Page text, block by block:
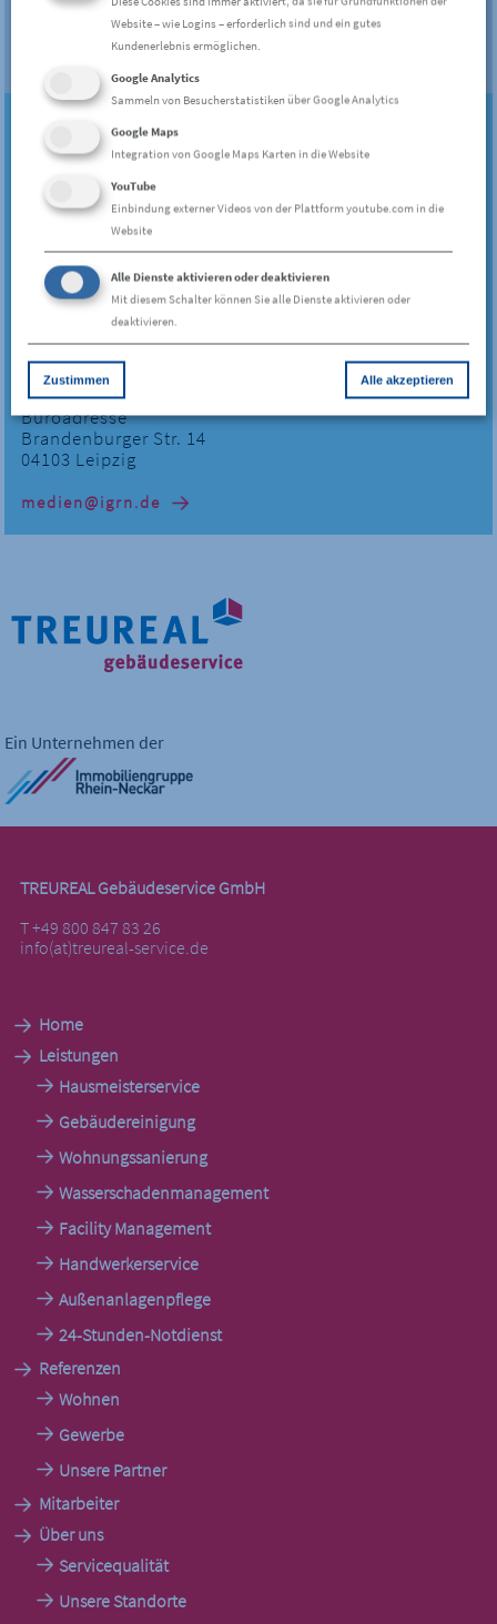
Ihre Ansprechpartnerin
Anja Paulmann
Leiterin Unternehmenskommunikation
Pressesprecherin
Immobiliengruppe Rhein-Neckar
Familienheim Rhein-Neckar eG
Postadresse
68165 Mannheim
Büroadresse
Brandenburger Str. 14
04103 Leipzig
medien@igrn.de
Ein Unternehmen der
TREUREAL Gebäudeservice GmbH
T +49 800 847 83 26
info(at)treureal-service.de
Home
Leistungen
Hausmeisterservice
Gebäudereinigung
Wohnungssanierung
Wasserschadenmanagement
Facility Management
Handwerkerservice
Außenanlagenpflege
24-Stunden-Notdienst
Referenzen
Wohnen
Gewerbe
Unsere Partner
Mitarbeiter
Über uns
Servicequalität
Unsere Standorte
Website – wie Logins – erforderlich sind und ein gutes
Kundenerlebnis ermöglichen.
Google Analytics
Sammeln von Besucherstatistiken über Google Analytics
Google Maps
Integration von Google Maps Karten in die Website
YouTube
Einbindung externer Videos von der Plattform youtube.com in die
Website
Alle Dienste aktivieren oder deaktivieren
Mit diesem Schalter können Sie alle Dienste aktivieren oder
deaktivieren.
Zustimmen Alle akzeptieren